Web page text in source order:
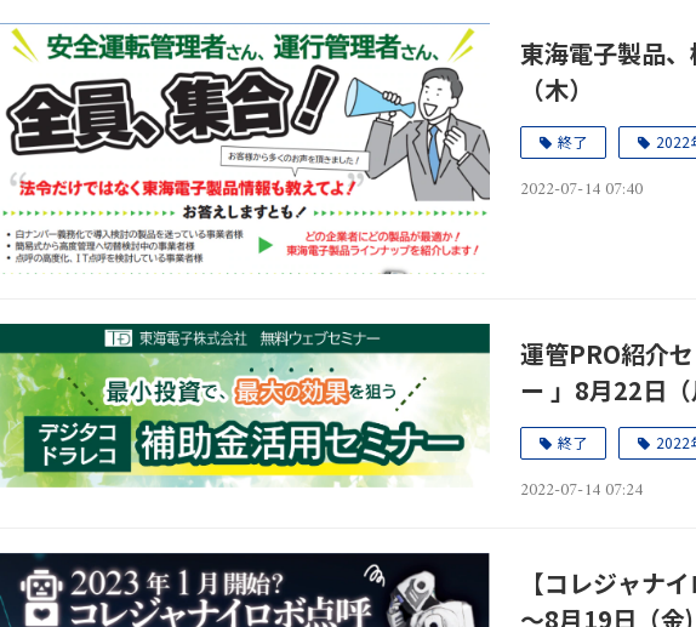
東海電子製品
（木）
終了 2022
2022-07-14 07:40
運管PRO紹介
ー 」8月22日（
終了 2022
2022-07-14 07:24
【コレジャナ
～8月19日（金)